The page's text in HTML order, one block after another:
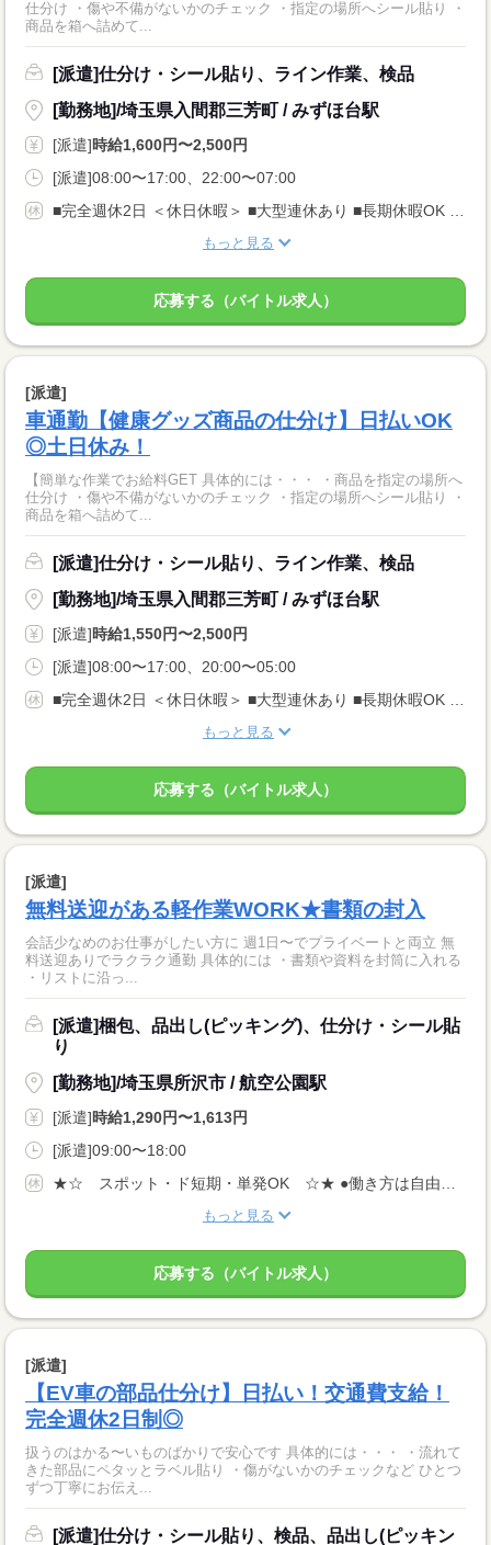
仕分け ・傷や不備がないかのチェック ・指定の場所へシール貼り ・
商品を箱へ詰めて...
[派遣]仕分け・シール貼り、ライン作業、検品
[勤務地]/埼玉県入間郡三芳町 / みずほ台駅
[派遣]時給1,600円〜2,500円
[派遣]08:00〜17:00、22:00〜07:00
■完全週休2日 ＜休日休暇＞ ■大型連休あり ■長期休暇OK ■ご家庭都合のお休み調整OK ■産休・育休取得実績あり
もっと見る
応募する（バイトル求人）
[派遣]
車通勤【健康グッズ商品の仕分け】日払いOK
◎土日休み！
【簡単な作業でお給料GET 具体的には・・・ ・商品を指定の場所へ
仕分け ・傷や不備がないかのチェック ・指定の場所へシール貼り ・
商品を箱へ詰めて...
[派遣]仕分け・シール貼り、ライン作業、検品
[勤務地]/埼玉県入間郡三芳町 / みずほ台駅
[派遣]時給1,550円〜2,500円
[派遣]08:00〜17:00、20:00〜05:00
■完全週休2日 ＜休日休暇＞ ■大型連休あり ■長期休暇OK ■ご家庭都合のお休み調整OK ■産休・育休取得実績あり
もっと見る
応募する（バイトル求人）
[派遣]
無料送迎がある軽作業WORK★書類の封入
会話少なめのお仕事がしたい方に 週1日〜でプライベートと両立 無
料送迎ありでラクラク通勤 具体的には ・書類や資料を封筒に入れる
・リストに沿っ...
[派遣]梱包、品出し(ピッキング)、仕分け・シール貼
り
[勤務地]/埼玉県所沢市 / 航空公園駅
[派遣]時給1,290円〜1,613円
[派遣]09:00〜18:00
★☆ スポット・ド短期・単発OK ☆★ ●働き方は自由自在！ ●スキマ時間や空いている日を有効活用できる！ ●平日だけ、土日だけもOK！ ●1日〜OKのスポットワーク！
もっと見る
応募する（バイトル求人）
[派遣]
【EV車の部品仕分け】日払い！交通費支給！
完全週休2日制◎
扱うのはかる〜いものばかりで安心です 具体的には・・・ ・流れて
きた部品にペタッとラベル貼り ・傷がないかのチェックなど ひとつ
ずつ丁寧にお伝え...
[派遣]仕分け・シール貼り、検品、品出し(ピッキン